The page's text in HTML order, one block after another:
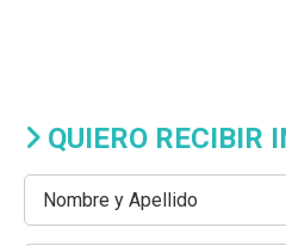
QUIERO RECIBIR